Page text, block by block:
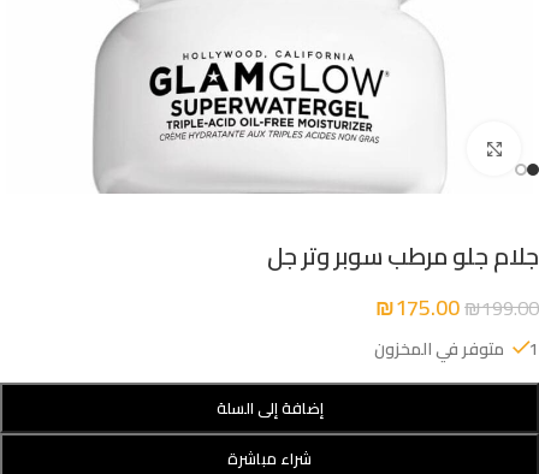
Click to enlarge
جلام جلو مرطب سوبر وتر جل
₪199.00
₪175.00
1 متوفر في المخزون
إضافة إلى السلة
شراء مباشرة